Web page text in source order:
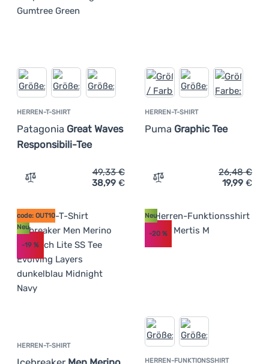
HERREN-T-SHIRT
Patagonia Great Waves
Responsibili-Tee
Zum Vergleich 'Herren-T-Shirt Patagonia Great Waves
49,33€
38,99 €
HERREN-T-SHIRT
Puma Graphic Tee
Zum Vergleich 'Herren-T-
26,48€
19,99 €
HERREN-T-SHIRT
code: OUT10
Neu
-19 %
HERREN-FUNKTIONSSHIRT
Neu
-20%